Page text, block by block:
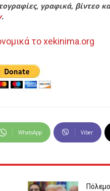
γραφικά, βίντεο
.
το xekinima.org
WhatsApp Viber